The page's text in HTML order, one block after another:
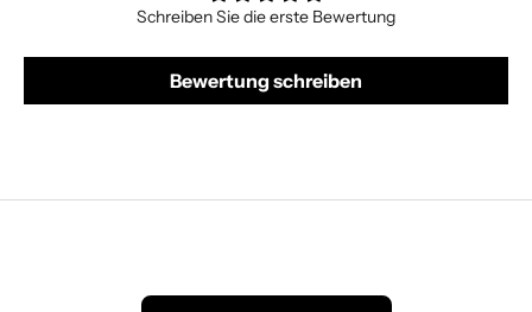
Schreiben Sie die erste Bewertung
Bewertung schreiben